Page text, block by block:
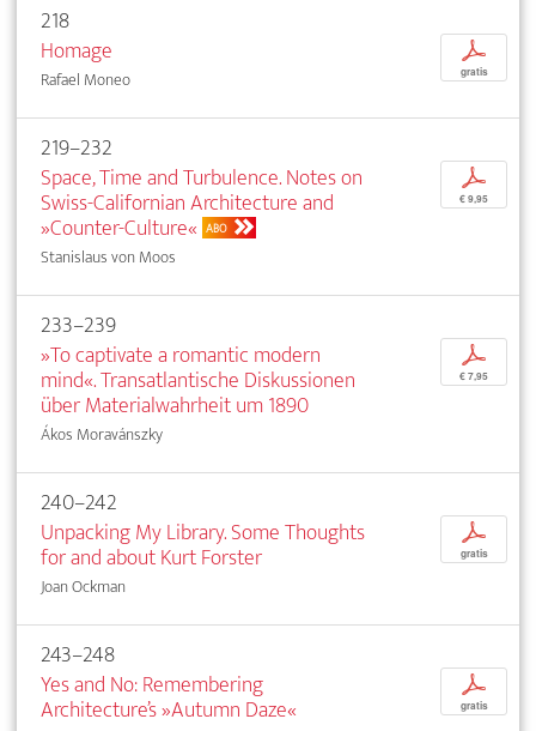
218
Homage
Rafael Moneo
p
gratis
219–232
Space, Time and Turbulence. Notes on
Swiss-Californian Architecture and
»Counter-Culture« ABO
Stanislaus von Moos
p
€ 9,95
233–239
»To captivate a romantic modern
mind«. Transatlantische Diskussionen
über Materialwahrheit um 1890
Ákos Moravánszky
p
€ 7,95
240–242
Unpacking My Library. Some Thoughts
for and about Kurt Forster
Joan Ockman
p
gratis
243–248
Yes and No: Remembering
Architecture’s »Autumn Daze«
p
gratis